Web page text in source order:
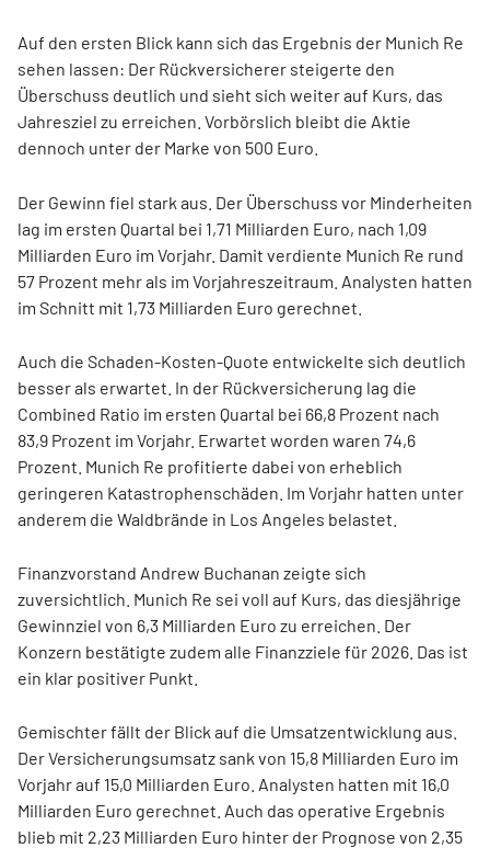
Auf den ersten Blick kann sich das Ergebnis der Munich Re
sehen lassen: Der Rückversicherer steigerte den
Überschuss deutlich und sieht sich weiter auf Kurs, das
Jahresziel zu erreichen. Vorbörslich bleibt die Aktie
dennoch unter der Marke von 500 Euro.
Der Gewinn fiel stark aus. Der Überschuss vor Minderheiten
lag im ersten Quartal bei 1,71 Milliarden Euro, nach 1,09
Milliarden Euro im Vorjahr. Damit verdiente Munich Re rund
57 Prozent mehr als im Vorjahreszeitraum. Analysten hatten
im Schnitt mit 1,73 Milliarden Euro gerechnet.
Auch die Schaden-Kosten-Quote entwickelte sich deutlich
besser als erwartet. In der Rückversicherung lag die
Combined Ratio im ersten Quartal bei 66,8 Prozent nach
83,9 Prozent im Vorjahr. Erwartet worden waren 74,6
Prozent. Munich Re profitierte dabei von erheblich
geringeren Katastrophenschäden. Im Vorjahr hatten unter
anderem die Waldbrände in Los Angeles belastet.
Finanzvorstand Andrew Buchanan zeigte sich
zuversichtlich. Munich Re sei voll auf Kurs, das diesjährige
Gewinnziel von 6,3 Milliarden Euro zu erreichen. Der
Konzern bestätigte zudem alle Finanzziele für 2026. Das ist
ein klar positiver Punkt.
Gemischter fällt der Blick auf die Umsatzentwicklung aus.
Der Versicherungsumsatz sank von 15,8 Milliarden Euro im
Vorjahr auf 15,0 Milliarden Euro. Analysten hatten mit 16,0
Milliarden Euro gerechnet. Auch das operative Ergebnis
blieb mit 2,23 Milliarden Euro hinter der Prognose von 2,35